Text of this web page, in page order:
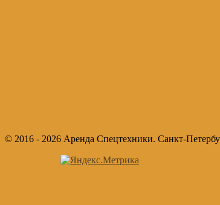
© 2016 - 2026 Аренда Спецтехники. Санкт-